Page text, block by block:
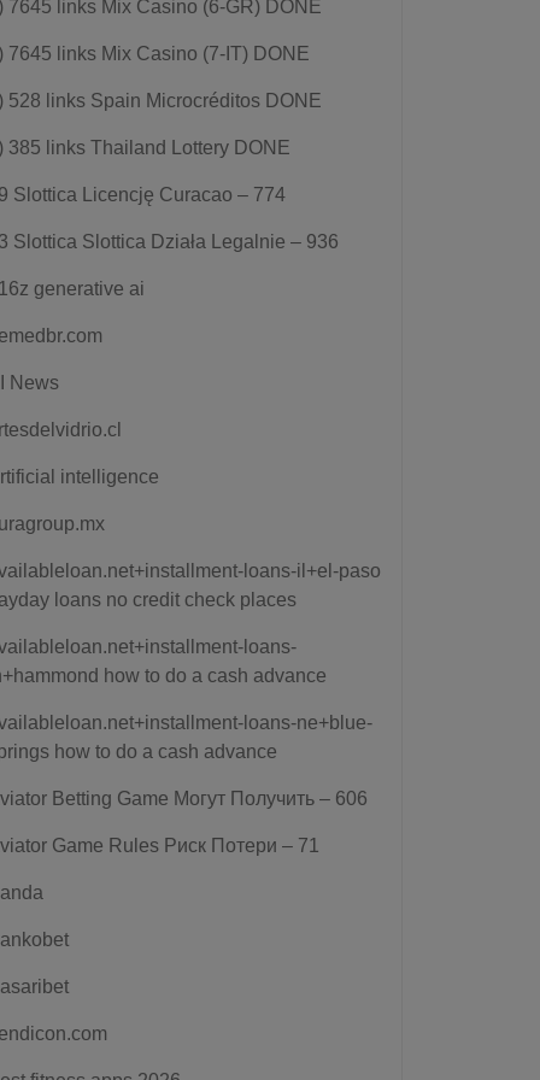
7645 links Mix Casino (6-GR) DONE
7645 links Mix Casino (7-IT) DONE
528 links Spain Microcréditos DONE
385 links Thailand Lottery DONE
Slottica Licencję Curacao – 774
Slottica Slottica Działa Legalnie – 936
generative ai
News
intelligence
loans-il+el-paso
loans no credit check places
loans-
how to do a cash advance
loans-ne+blue-
how to do a cash advance
Betting Game Могут Получить – 606
Game Rules Риск Потери – 71